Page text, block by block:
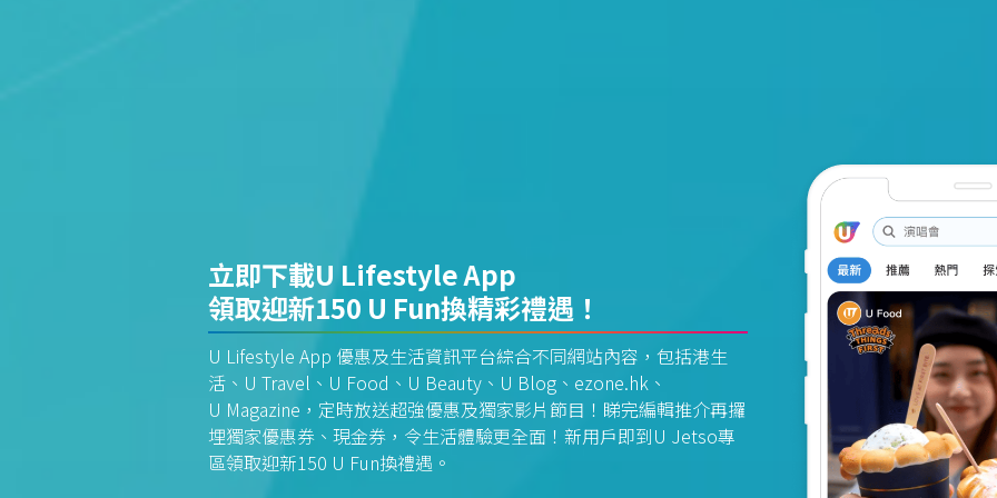
立即下載U Lifestyle App
領取迎新150 U Fun換精彩禮遇！
U Lifestyle App 優惠及生活資訊平台綜合不同網站內容，包括港生
活、U Travel、U Food、U Beauty、U Blog、ezone.hk、
U Magazine，定時放送超強優惠及獨家影片節目！睇完編輯推介再攞
埋獨家優惠券、現金券，令生活體驗更全面！新用戶即到U Jetso專
區領取迎新150 U Fun換禮遇。